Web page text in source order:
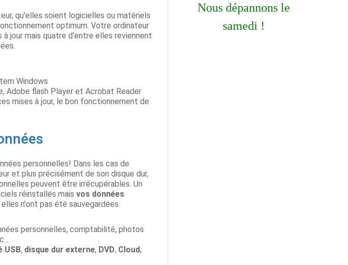
qu'elles soient logicielles ou matériels
optimum. Votre ordinateur
jour mais quatre d'entre elles reviennent
Windows
Adobe flash Player et Acrobat Reader
mises à jour, le bon fonctionnement de
personnelles! Dans les cas de
et plus précisément de son disque dur,
peuvent être irrécupérables. Un
réinstallés mais vos données
n'ont pas été sauvegardées
personnelles, comptabilité, photos
USB, disque dur externe, DVD, Cloud,
Nous dépannons le
samedi !